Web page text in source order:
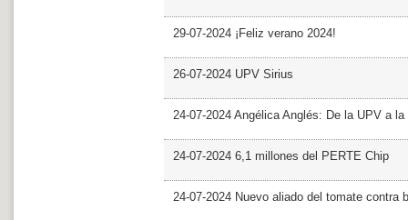
29-07-2024 ¡Feliz verano 2024!
26-07-2024 UPV Sirius
24-07-2024 Angélica Anglés: De la UPV a
24-07-2024 6,1 millones del PERTE Chip
24-07-2024 Nuevo aliado del tomate contra